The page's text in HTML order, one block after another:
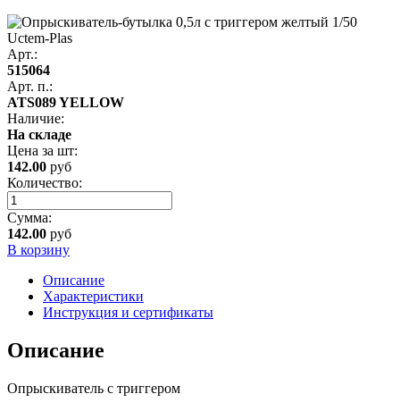
Арт.:
515064
Арт. п.:
ATS089 YELLOW
Наличие:
На складе
Цена за шт:
142.00 руб
Количество:
Сумма:
142.00 руб
В корзину
Описание
Характеристики
Инструкция и сертификаты
Описание
Опрыскиватель с триггером